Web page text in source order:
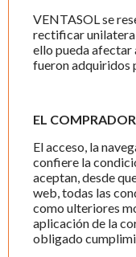
VENTASOL se
rectificar
ello pueda afectar
fueron adquiridos
EL COMPRADOR
El acceso, la
confiere la
aceptan, desde
web, todas las
como ulteriores
aplicación de la
obligado